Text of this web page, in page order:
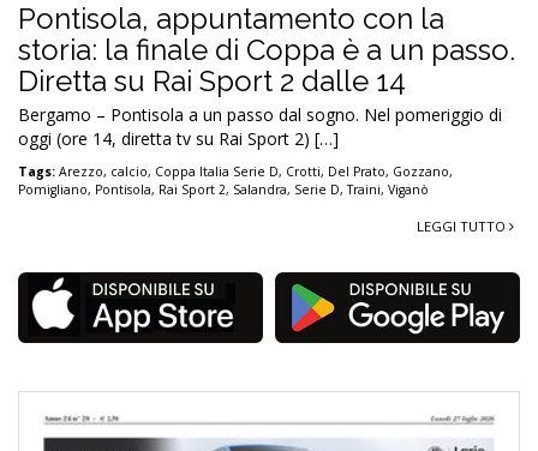
Pontisola, appuntamento con la
storia: la finale di Coppa è a un passo.
Diretta su Rai Sport 2 dalle 14
Bergamo – Pontisola a un passo dal sogno. Nel pomeriggio di
oggi (ore 14, diretta tv su Rai Sport 2) […]
Tags: Arezzo, calcio, Coppa Italia Serie D, Crotti, Del Prato, Gozzano,
Pomigliano, Pontisola, Rai Sport 2, Salandra, Serie D,Traini, Viganò
LEGGI TUTTO